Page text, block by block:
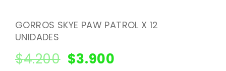
GORROS SKYE PAW PATROL X 12
UNIDADES
$4.200 $3.900